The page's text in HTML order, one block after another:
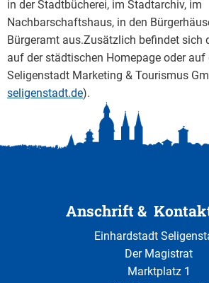
in der Stadtbücherei, im Stadtarchiv, im
Nachbarschaftshaus, in den
Bürgeramt aus.Zusätzlich befindet sich
auf der städtischen Homepage oder auf
Seligenstadt Marketing & Tourismus
seligenstadt.de).
Anschrift &
Einhardstadt
Der Magistrat
Marktplatz 1